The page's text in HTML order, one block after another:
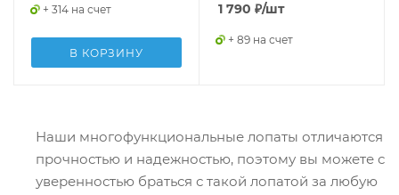
+ 314 на счет
В КОРЗИНУ
1 790 ₽/шт
+ 89 на счет
Наши многофункциональные лопаты отличаются
прочностью и надежностью, поэтому вы можете с
уверенностью браться с такой лопатой за любую